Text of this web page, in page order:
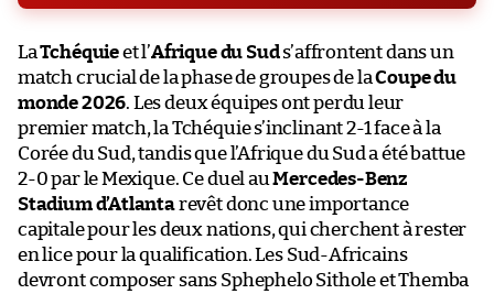
LaTchéquieet l’Afrique du Suds’affrontent dans un
match crucial de la phase de groupes de laCoupe du
monde 2026. Les deux équipes ont perdu leur
premier match, la Tchéquie s’inclinant 2-1 face à la
Corée du Sud, tandis que l’Afrique du Sud a été battue
2-0 par le Mexique. Ce duel auMercedes-Benz
Stadium d’Atlantarevêt donc une importance
capitale pour les deux nations, qui cherchent à rester
en lice pour la qualification. Les Sud-Africains
devront composer sans Sphephelo Sithole et Themba